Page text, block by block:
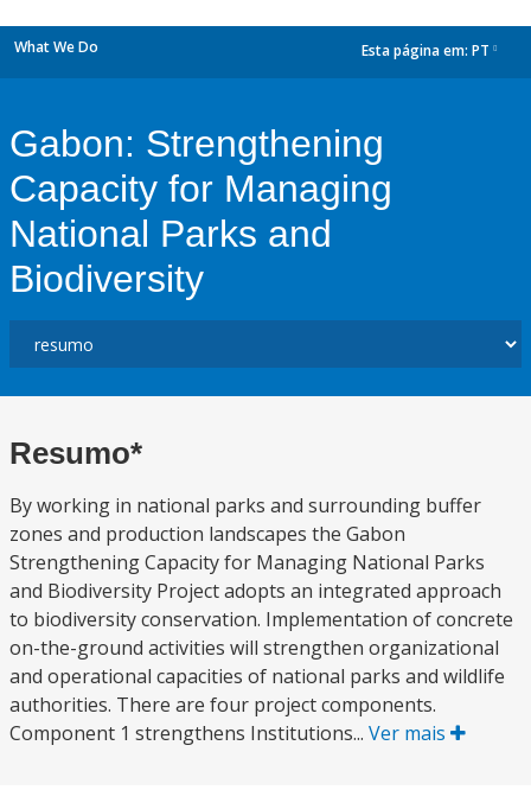
What We Do Esta página em: PT
Gabon: Strengthening
Capacity for Managing
National Parks and
Biodiversity
Resumo*
By working in national parks and surrounding buffer
zones and production landscapes the Gabon
Strengthening Capacity for Managing National Parks
and Biodiversity Project adopts an integrated approach
to biodiversity conservation. Implementation of concrete
on-the-ground activities will strengthen organizational
and operational capacities of national parks and wildlife
authorities. There are four project components.
Component 1 strengthens Institutions... Ver mais